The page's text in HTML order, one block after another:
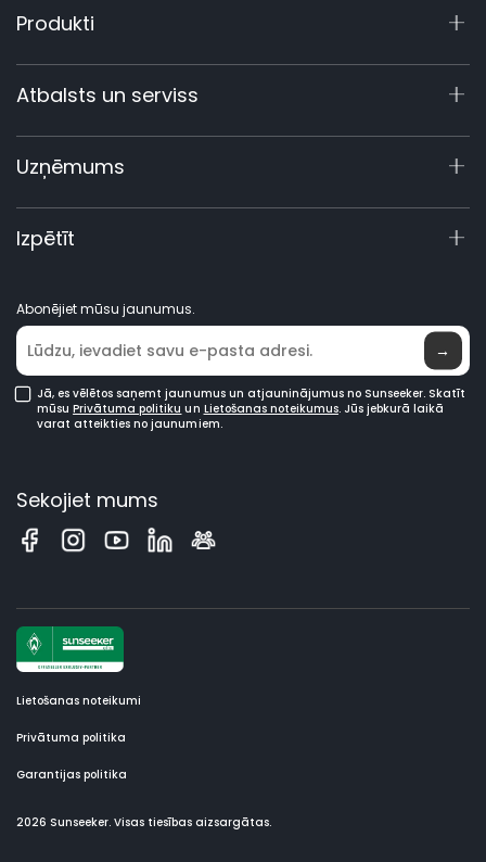
Produkti
X9 sērija
X4
X3 Gen 2
60 V komerciālie
Piederumi
Atbalsts un serviss
Atbalsta centrs
Garantijas reģistrācija
Produktu vaicājumi
Rokasgrāmatas un video
Uzņēmums
Par mums
Elite laboratorija
Kur iegādāties
Izpētīt
Abonējiet mūsu jaunumus.
→
Jā, es vēlētos saņemt jaunumus un atjauninājumus no Sunseeker. Skatīt
mūsu Privātuma politiku un Lietošanas noteikumus. Jūs jebkurā laikā
varat atteikties no jaunumiem.
Sekojiet mums
Lietošanas noteikumi
Privātuma politika
Garantijas politika
2026 Sunseeker. Visas tiesības aizsargātas.